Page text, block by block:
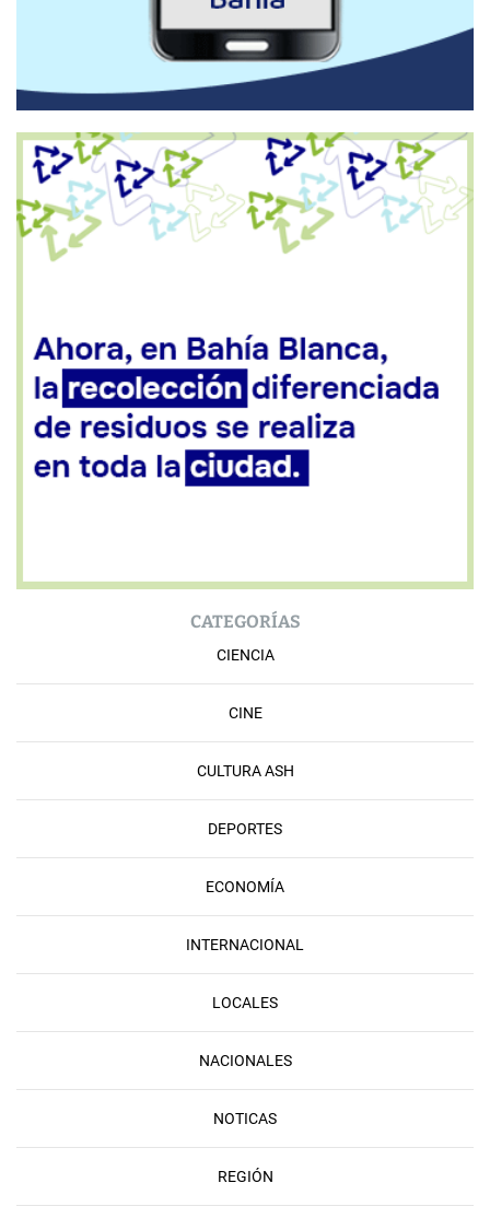
CATEGORÍAS
CIENCIA
CINE
CULTURA ASH
DEPORTES
ECONOMÍA
INTERNACIONAL
LOCALES
NACIONALES
NOTICAS
REGIÓN